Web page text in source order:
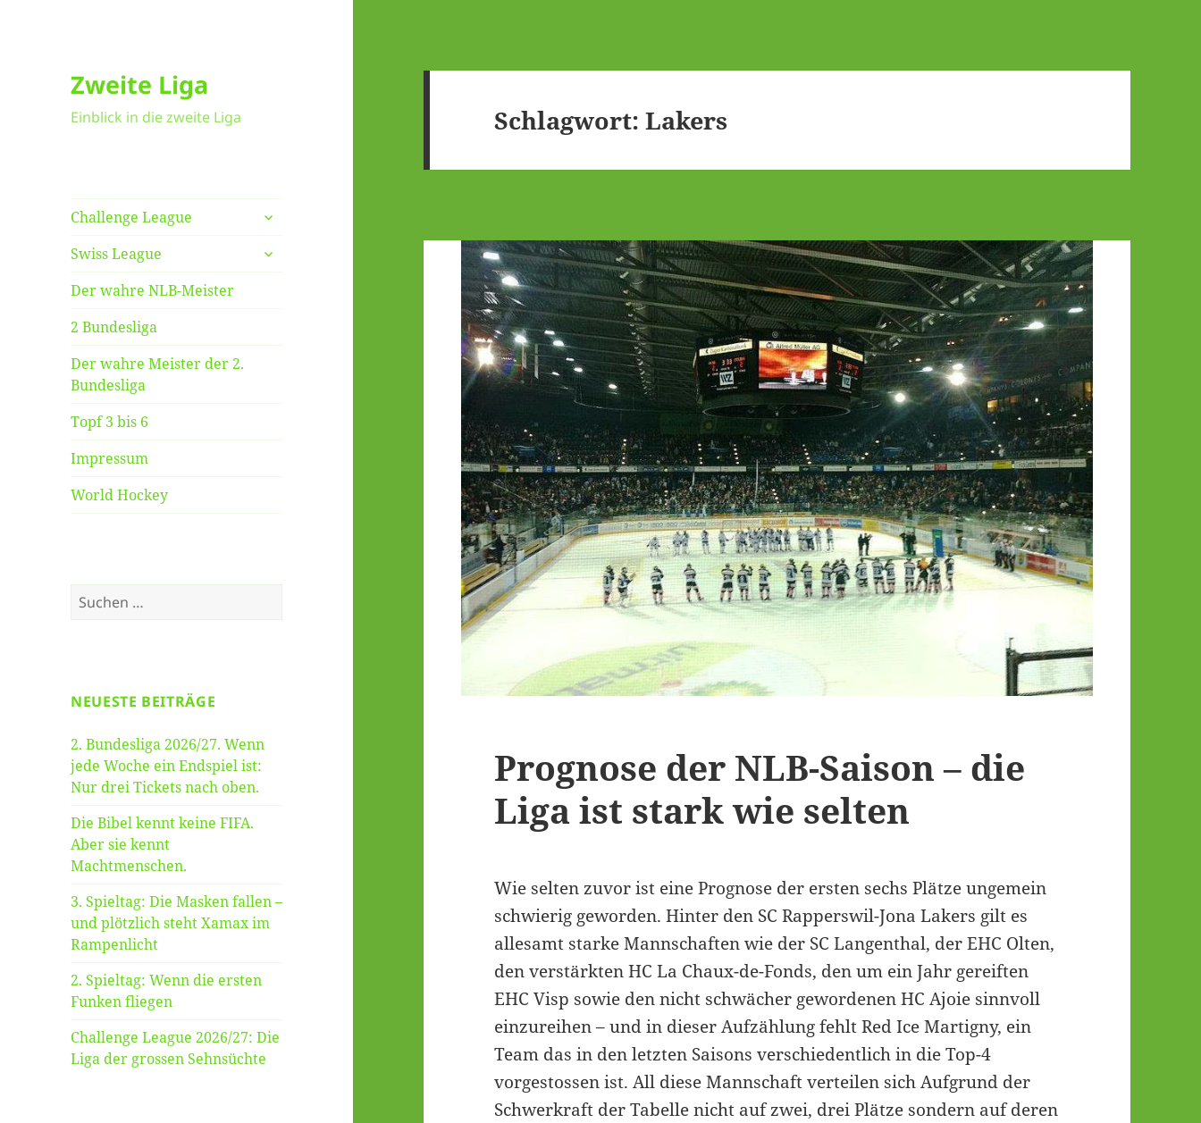
Zweite Liga
Einblick in die zweite Liga
Challenge League
untermenü
anzeigen
Swiss League
untermenü
anzeigen
Der wahre NLB-Meister
2 Bundesliga
Der wahre Meister der 2.
Bundesliga
Topf 3 bis 6
Impressum
World Hockey
Suche
nach:
NEUESTE BEITRÄGE
2. Bundesliga 2026/27. Wenn
jede Woche ein Endspiel ist:
Nur drei Tickets nach oben.
Die Bibel kennt keine FIFA.
Aber sie kennt
Machtmenschen.
3. Spieltag: Die Masken fallen –
und plötzlich steht Xamax im
Rampenlicht
2. Spieltag: Wenn die ersten
Funken fliegen
Challenge League 2026/27: Die
Liga der grossen Sehnsüchte
Schlagwort:Lakers
Prognose der NLB-Saison – die
Liga ist stark wie selten
Wie selten zuvor ist eine Prognose der ersten sechs Plätze ungemein
schwierig geworden. Hinter den SC Rapperswil-Jona Lakers gilt es
allesamt starke Mannschaften wie der SC Langenthal, der EHC Olten,
den verstärkten HC La Chaux-de-Fonds, den um ein Jahr gereiften
EHC Visp sowie den nicht schwächer gewordenen HC Ajoie sinnvoll
einzureihen – und in dieser Aufzählung fehlt Red Ice Martigny, ein
Team das in den letzten Saisons verschiedentlich in die Top-4
vorgestossen ist. All diese Mannschaft verteilen sich Aufgrund der
Schwerkraft der Tabelle nicht auf zwei, drei Plätze sondern auf deren